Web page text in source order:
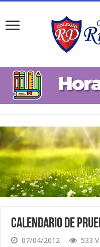
Calendario de
07/04/2012 533